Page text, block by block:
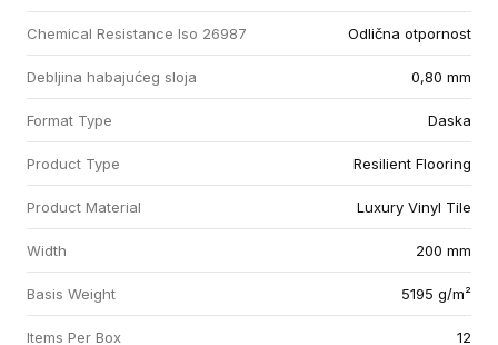
Chemical Resistance Iso 26987 Odlična otpornost
Debljina habajućeg sloja 0,80 mm
Format Type Daska
Product Type Resilient Flooring
Product Material Luxury Vinyl Tile
Width 200 mm
Basis Weight 5195 g/m²
Items Per Box 12